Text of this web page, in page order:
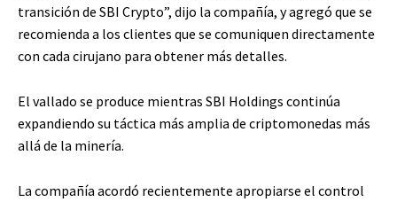
transición de SBI Crypto”, dijo la compañía, y agregó que se
recomienda a los clientes que se comuniquen directamente
con cada cirujano para obtener más detalles.
El vallado se produce mientras SBI Holdings continúa
expandiendo su táctica más amplia de criptomonedas más
allá de la minería.
La compañía acordó recientemente apropiarse el control